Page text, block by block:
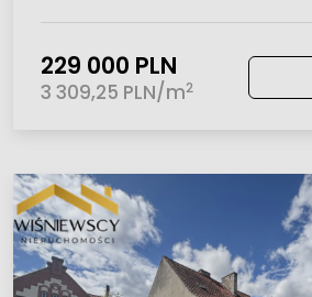
229 000 PLN
3 309,25 PLN/m2